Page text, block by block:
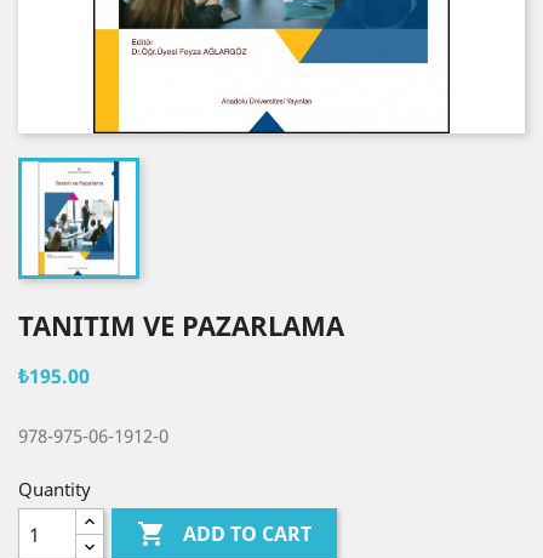
TANITIM VE PAZARLAMA
₺195.00
978-975-06-1912-0
Quantity
 ADD TO CART